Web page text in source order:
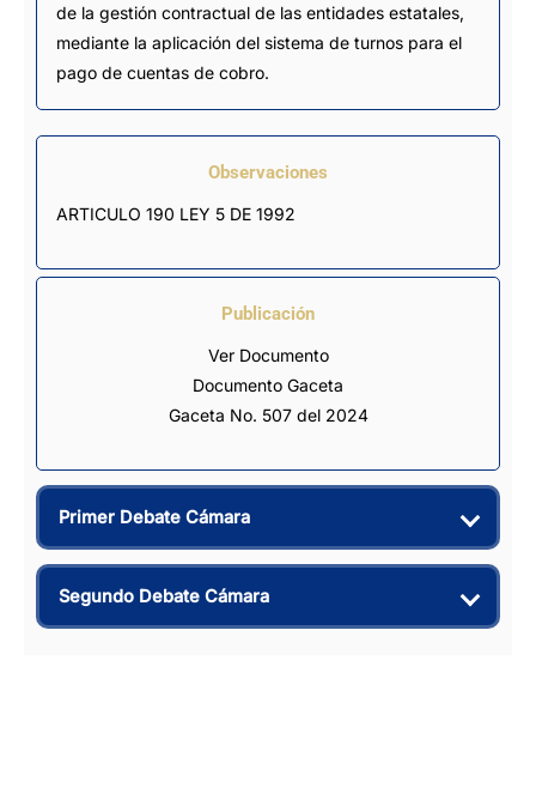
de la gestión contractual de las entidades estatales,
mediante la aplicación del sistema de turnos para el
pago de cuentas de cobro.
Observaciones
ARTICULO 190 LEY 5 DE 1992
Publicación
Ver Documento
Documento Gaceta
Gaceta No. 507 del 2024
Primer Debate Cámara
Segundo Debate Cámara